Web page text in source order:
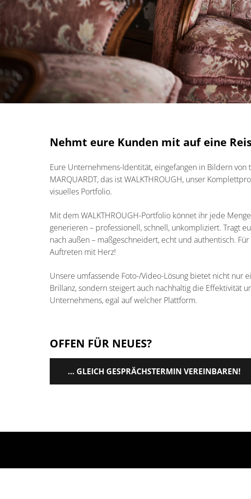
Nehmt eure Kunden mit auf eine
Eure Unternehmens-Identität, eingefangen in Bildern von
MARQUARDT, das ist WALKTHROUGH, unser
visuelles Portfolio.
Mit dem WALKTHROUGH-Portfolio könnet ihr jede
generieren – professionell, schnell, unkompliziert. Tragt
nach außen – maßgeschneidert, echt und authentisch.
Auftreten mit Herz!
Unsere umfassende Foto-/Video-Lösung bietet nicht nur
Brillanz, sondern steigert auch nachhaltig die Effektivität
Unternehmens, egal auf welcher Plattform.
OFFEN FÜR NEUES?
… GLEICH GESPRÄCHSTERMIN VEREINBAREN!